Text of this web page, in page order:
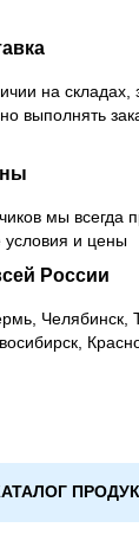
на складах,
выполнять
мы всегда
и цены
России
Челябинск,